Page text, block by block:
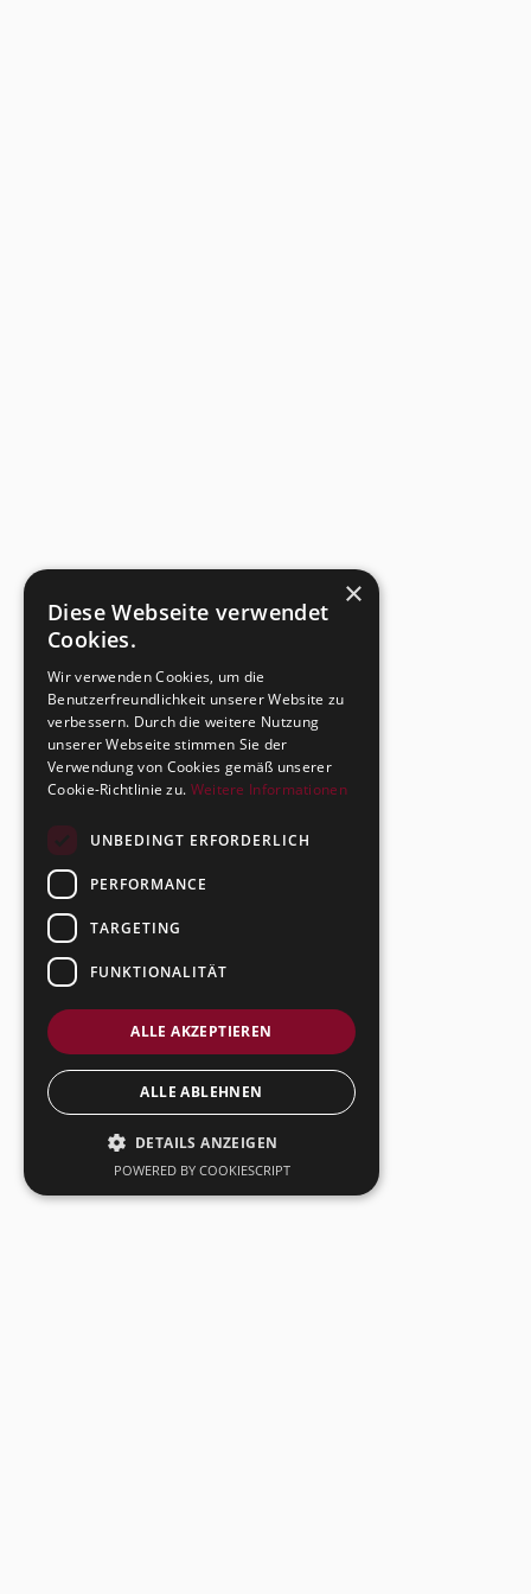
×
Diese Webseite verwendet
Cookies.
Wir verwenden Cookies, um die
Benutzerfreundlichkeit unserer Website zu
verbessern. Durch die weitere Nutzung
unserer Webseite stimmen Sie der
Verwendung von Cookies gemäß unserer
Cookie-Richtlinie zu. Weitere Informationen
UNBEDINGT ERFORDERLICH
PERFORMANCE
TARGETING
FUNKTIONALITÄT
ALLE AKZEPTIEREN
ALLE ABLEHNEN
DETAILS ANZEIGEN
POWERED BY COOKIESCRIPT